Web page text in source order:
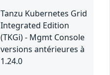
Tanzu Kubernetes Grid
Integrated Edition
(TKGi) - Mgmt Console
versions antérieures à
1.24.0